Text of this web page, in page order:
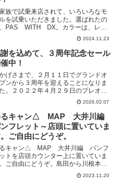
族で試乗来店されて、いろいろなモ
を試乗いただきました。選ばれたの
PAS WITH DX。カラーは、レン
。･････････最近楽しんでいること
「友達といろんな話をしている時間
しいです！」にっこり...
2024.11.23
を込めて、３周年記念セール
中！
げさまで、２月１１日でグランドオ
ンから３周年を迎えることになりま
。２０２２年４月２９日のプレオー
ンからはじまって、翌２０２３年に現
舗での営業がスタートしました。ひと
、お客様はじめ、お取引先の皆様、
の皆様etc...電...
2026.02.07
るキャン△ MAP 大井川編
フレット～店頭に置いていま
ご自由にどうぞ。
キャン△ MAP 大井川編 パンフ
トを店頭カウンター上に置いていま
ご自由にどうぞ。島田から川根本町
で、アニメの聖地巡りのおともに！。
2023.11.20